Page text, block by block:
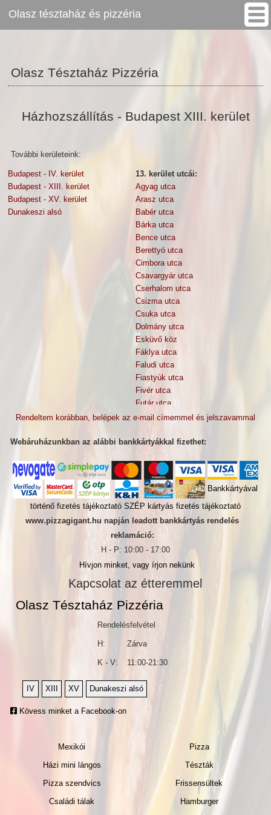
Olasz tésztaház és pizzéria
www.pizzagigant.hu > Olasz Tésztaház Pizzéria
Olasz Tésztaház Pizzéria
Házhozszállítás - Budapest XIII. kerület
További kerületeink:
Budapest - IV. kerület
Budapest - XIII. kerület
Budapest - XV. kerület
Dunakeszi alsó
13. kerület utcái:
Agyag utca
Arasz utca
Babér utca
Bárka utca
Bence utca
Berettyó utca
Cimbora utca
Csavargyár utca
Cserhalom utca
Csizma utca
Csuka utca
Dolmány utca
Esküvő köz
Fáklya utca
Faludi utca
Fiastyúk utca
Fivér utca
Futár utca
Göncöl utca
Gyermek tér
Gyöngyösi utca (az utca többi
házszáma)
Gyöngyösi utca (páratlan oldal)
Gyöngyösi utca (páros oldal
házszámai:2-10.)
Hajdú köz
Hajókovács utca
Jéggyár utca
Káka utca
Kámfor utca
Kedves utca
Koma utca
Kucsma utca
Madarász köz
házszáma)
Madarász Viktor utca (páratlan oldal
házszámai:1-27.)
Madarász Viktor utca (páros oldal
házszámai:2-28.)
Madridi utca
Máglya köz
Mennyasszony utca
Mosoly utca
Násznagy utca
Rendeltem korábban, belépek az e-mail címemmel és jelszavammal
Webáruházunkban az alábbi bankkártyákkal fizethet:
Bankkártyával
történő fizetés tájékoztató SZÉP kártyás fizetés tájékoztató
www.pizzagigant.hu napján leadott bankkártyás rendelés
reklamáció:
H - P: 10:00 - 17:00
Hívjon minket, vagy írjon nekünk
Kapcsolat az étteremmel
Olasz Tésztaház Pizzéria
Rendelésfelvétel
H: Zárva
K - V: 11:00-21:30
IV XIII XV Dunakeszi alsó
Kövess minket a Facebook-on
Mexikói
Pizza
Házi mini lángos
Tészták
Pizza szendvics
Frissensültek
Családi tálak
Hamburger